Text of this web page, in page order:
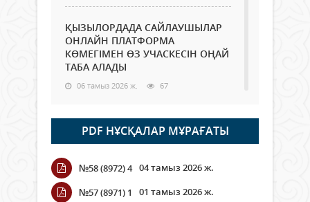
ҚЫЗЫЛОРДАДА САЙЛАУШЫЛАР
ОНЛАЙН ПЛАТФОРМА
КӨМЕГІМЕН ӨЗ УЧАСКЕСІН ОҢАЙ
ТАБА АЛАДЫ
06 тамыз 2026 ж. 67
Open Air: Қызылорда облысы
полиция департаменті 20
мыңнан астам көрерменнің
қауіпсіздігін қамтамасыз етті
06 тамыз 2026 ж.
PDF НҰСҚАЛАР МҰРАҒАТЫ
№58 (8972) 4 04 тамыз 2026 ж.
№57 (8971) 1
01 тамыз 2026 ж.